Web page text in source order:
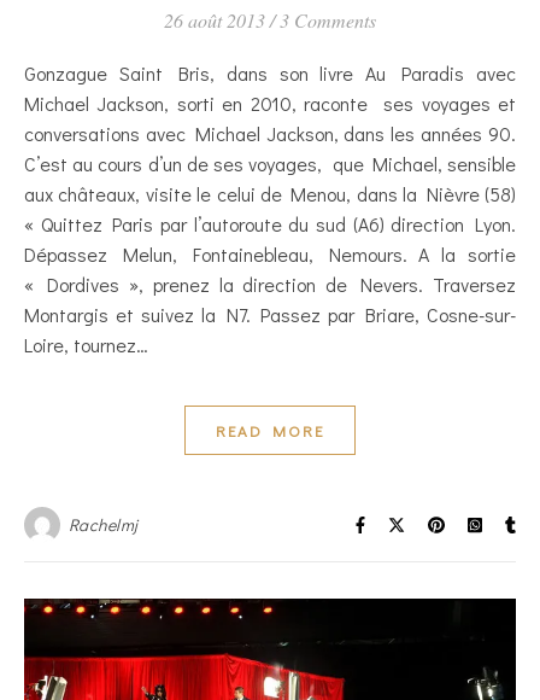
26 août 2013/3 Comments
Gonzague Saint Bris, dans son livre Au Paradis avec
Michael Jackson, sorti en 2010, raconte ses voyages et
conversations avec Michael Jackson, dans les années 90.
C’est au cours d’un de ses voyages, que Michael, sensible
aux châteaux, visite le celui de Menou, dans la Nièvre (58)
« Quittez Paris par l’autoroute du sud (A6) direction Lyon.
Dépassez Melun, Fontainebleau, Nemours. A la sortie
« Dordives », prenez la direction de Nevers. Traversez
Montargis et suivez la N7. Passez par Briare, Cosne-sur-
Loire, tournez…
READ MORE
Rachelmj